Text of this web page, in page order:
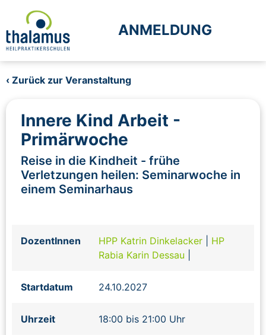
ANMELDUNG
‹ Zurück zur Veranstaltung
Innere Kind Arbeit -
Primärwoche
Reise in die Kindheit - frühe
Verletzungen heilen: Seminarwoche in
einem Seminarhaus
DozentInnen HPP Katrin Dinkelacker
HP
Rabia Karin Dessau
Startdatum 24.10.2027
Uhrzeit 18:00 bis 21:00 Uhr